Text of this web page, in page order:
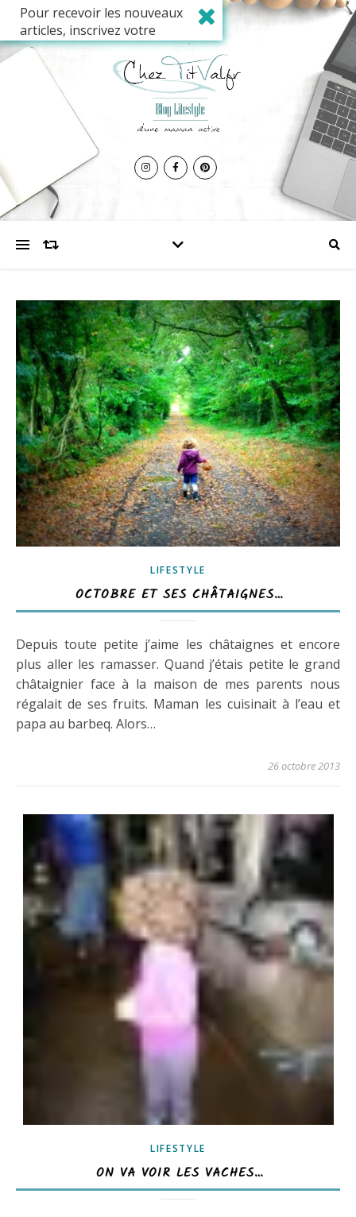
LIFESTYLE
OCTOBRE ET SES CHÂTAIGNES…
Depuis toute petite j’aime les châtaignes et encore
plus aller les ramasser. Quand j’étais petite le grand
châtaignier face à la maison de mes parents nous
régalait de ses fruits. Maman les cuisinait à l’eau et
papa au barbeq. Alors…
26 octobre 2013
LIFESTYLE
ON VA VOIR LES VACHES…
Pour recevoir les nouveaux
articles, inscrivez votre
adresse mail ci-dessous et
validez votre abonnement.